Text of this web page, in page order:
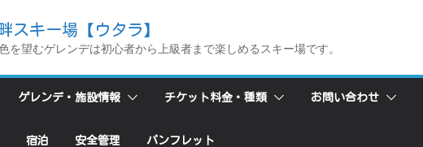
スキー場【ウタラ】
を望むゲレンデは初心者から上級者まで楽しめるスキー場です。
ゲレンデ・施設情報 チケット料金・種類 お問い合わせ
宿泊 安全管理 パンフレット